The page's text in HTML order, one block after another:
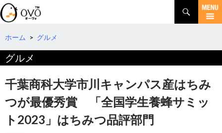
検
索
コ
テ
ツ
へ
移
ホーム > グルメ
グルメ
千葉商科大学市川キャンパス産はちみ
つが最優秀賞 「全国学生養蜂サミッ
ト2023」はちみつ品評部門